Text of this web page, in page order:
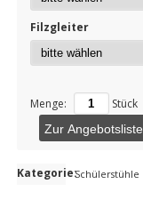
Filzgleiter
Menge: Stück
Zur Angebotsliste
Kategorie:Schülerstühle